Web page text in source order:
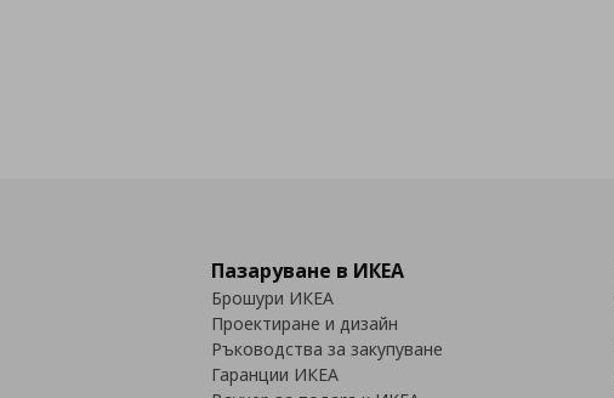
Пазаруване в ИКЕА
Брошури ИКЕА
Проектиране и дизайн
Ръководства за закупуване
Гаранции ИКЕА